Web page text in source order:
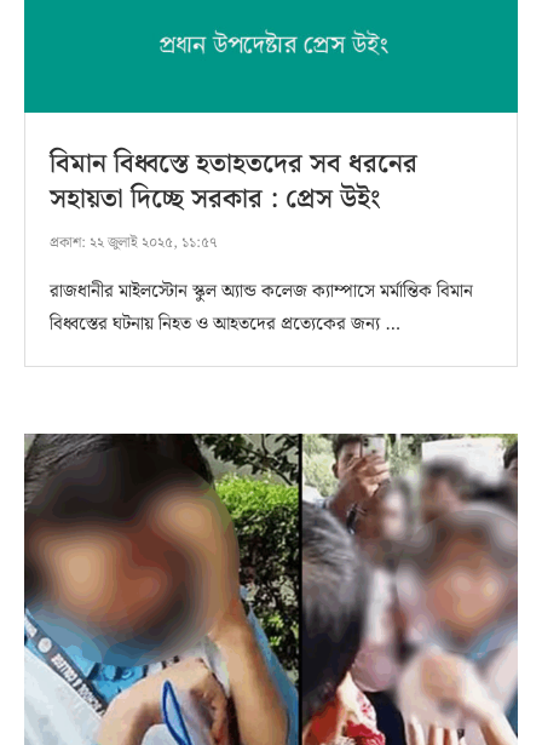
বিমান বিধ্বস্তে হতাহতদের সব ধরনের
সহায়তা দিচ্ছে সরকার : প্রেস উইং
প্রকাশ: ২২ জুলাই ২০২৫, ১১:৫৭
রাজধানীর মাইলস্টোন স্কুল অ্যান্ড কলেজ ক্যাম্পাসে মর্মান্তিক বিমান
বিধ্বস্তের ঘটনায় নিহত ও আহতদের প্রত্যেকের জন্য …